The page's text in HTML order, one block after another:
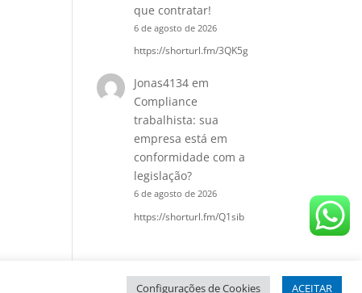
que contratar!
6 de agosto de 2026
https://shorturl.fm/3QK5g
Jonas4134em
Compliance
trabalhista: sua
empresa está em
conformidade com a
legislação?
6 de agosto de 2026
https://shorturl.fm/Q1sib
Configurações de Cookies ACEITAR